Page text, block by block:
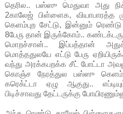
தெரில.. பஸ்ஸு மெதுவா அது
2காலேஜ் பிள்ளைக, வியாபாரத்த
கெளம்புற சேட்டு, இன்னும்
8பேரு தான் இருக்கோம்..
மொறச்சான்.. இப்பத்தான்
மொத்ததுலயே எட்டு பேரு
வந்து அரக்கபறக்க சீட் போட்டா
கொஞ்ச நேரத்துல பஸ்ஸு
கரெக்ட்டா ஏழு ஆகுது..
பிடிச்சாவது தேட்டருக்கு